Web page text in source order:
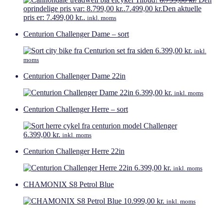
oprindelige pris var: 8.799,00 kr..7.499,00 kr.Den aktuelle
pris er: 7.499,00 kr.. inkl. moms
Centurion Challenger Dame – sort
6.399,00 kr. inkl.
moms
Centurion Challenger Dame 22in
6.399,00 kr. inkl. moms
Centurion Challenger Herre – sort
6.399,00 kr. inkl. moms
Centurion Challenger Herre 22in
6.399,00 kr. inkl. moms
CHAMONIX S8 Petrol Blue
10.999,00 kr. inkl. moms